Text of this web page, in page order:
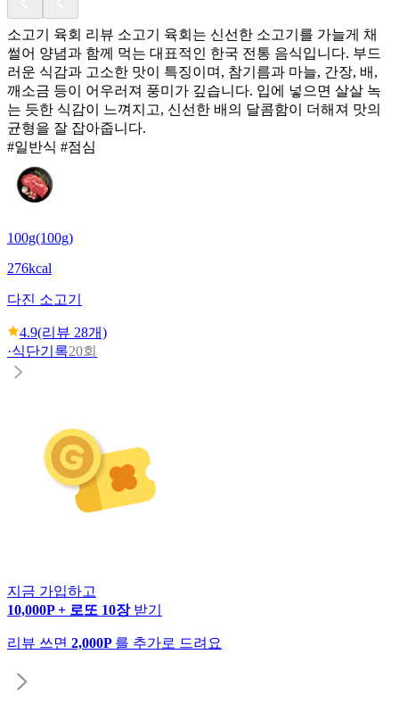
소고기 육회 리뷰 소고기 육회는 신선한 소고기를 가늘게 채
썰어 양념과 함께 먹는 대표적인 한국 전통 음식입니다. 부드
러운 식감과 고소한 맛이 특징이며, 참기름과 마늘, 간장, 배,
깨소금 등이 어우러져 풍미가 깊습니다. 입에 넣으면 살살 녹
는 듯한 식감이 느껴지고, 신선한 배의 달콤함이 더해져 맛의
균형을 잘 잡아줍니다.
#일반식 #점심
100g(100g)
276kcal
다진 소고기
4.9(리뷰 28개)
·식단기록20회
지금 가입하고
10,000P + 로또 10장 받기
리뷰 쓰면 2,000P 를 추가로 드려요